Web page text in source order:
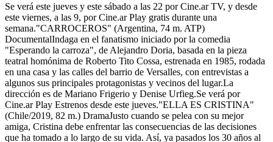
Se verá este jueves y este sábado a las 22 por Cine.ar TV, y desde
este viernes, a las 9, por Cine.ar Play gratis durante una
semana."CARROCEROS" (Argentina, 74 m. ATP)
DocumentalIndaga en el fanatismo iniciado por la comedia
"Esperando la carroza", de Alejandro Doria, basada en la pieza
teatral homónima de Roberto Tito Cossa, estrenada en 1985, rodada
en una casa y las calles del barrio de Versalles, con entrevistas a
algunos sus principales protagonistas y vecinos del lugar.La
dirección es de Mariano Frigerio y Denise Urfieg.Se verá por
Cine.ar Play Estrenos desde este jueves."ELLA ES CRISTINA"
(Chile/2019, 82 m.) DramaJusto cuando se pelea con su mejor
amiga, Cristina debe enfrentar las consecuencias de las decisiones
que ha tomado a lo largo de su vida. Así, ya pasados los 30 años al